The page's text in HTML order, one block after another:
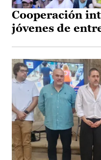
Cooperación
jóvenes de